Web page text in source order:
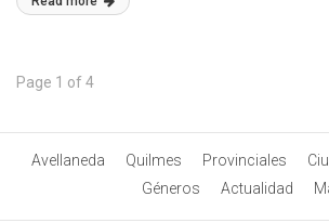
Page 1 of 4
Avellaneda Quilmes Provinciales
Géneros
Actualidad